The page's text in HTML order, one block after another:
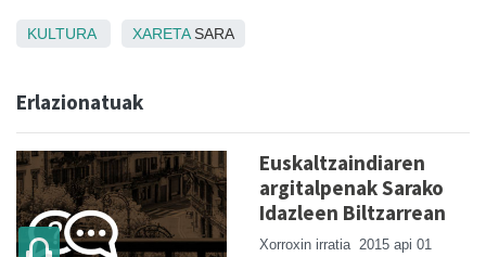
KULTURA XARETASARA
Erlazionatuak
Euskaltzaindiaren
argitalpenak Sarako
Idazleen Biltzarrean
Xorroxin irratia 2015 api 01